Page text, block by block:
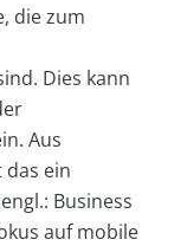
die zum
Dies kann
Aus
ein
Business
auf mobile